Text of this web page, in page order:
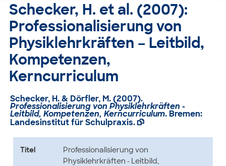
Schecker, H. et al. (2007):
Professionalisierung von
Physiklehrkräften – Leitbild,
Kompetenzen,
Kerncurriculum
Schecker, H. & Dörfler, M. (2007).
Professionalisierung von Physiklehrkräften -
Leitbild, Kompetenzen, Kerncurriculum. Bremen:
Landesinstitut für Schulpraxis. 
Titel
Professionalisierung von
Physiklehrkräften - Leitbild,